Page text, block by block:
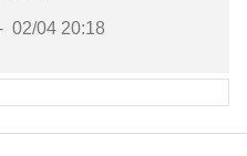
02/04 20:18